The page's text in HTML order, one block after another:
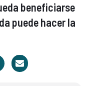
beneficiarse
puede hacer la